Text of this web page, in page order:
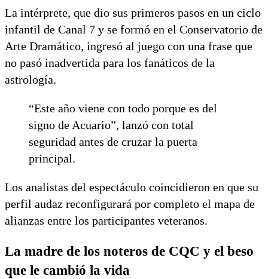
viral
La intérprete, que dio sus primeros pasos en un ciclo
infantil de Canal 7 y se formó en el Conservatorio de
Arte Dramático, ingresó al juego con una frase que
no pasó inadvertida para los fanáticos de la
astrología.
“Este año viene con todo porque es del
signo de Acuario”, lanzó con total
seguridad antes de cruzar la puerta
principal.
Los analistas del espectáculo coincidieron en que su
perfil audaz reconfigurará por completo el mapa de
alianzas entre los participantes veteranos.
La madre de los noteros de CQC y el beso
que le cambió la vida